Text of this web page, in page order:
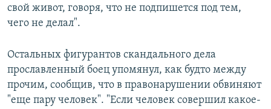
свой живот, говоря, что не подпишется под тем,
чего не делал".
Остальных фигурантов скандального дела
прославленный боец упомянул, как будто между
прочим, сообщив, что в правонарушении обвиняют
"еще пару человек". "Если человек совершил какое-